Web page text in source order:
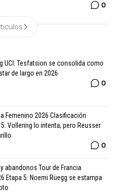
0
UCI: Tesfatsion se consolida como
de largo en 2026
0
Femenino 2026 Clasificación
Vollering lo intenta, pero Reusser
0
abandonos Tour de Francia
Etapa 5: Noemi Rüegg se estampa